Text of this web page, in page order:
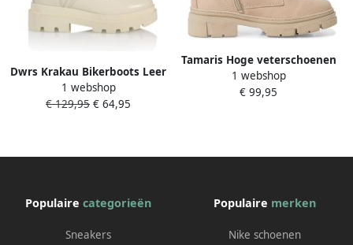
Dwrs Krakau Bikerboots Leer
| Off white Wit Dames
1 webshop
€ 129,95 € 64,95
Tamaris Hoge veterschoenen
met zacht verdikte
binnenzool
1 webshop
€ 99,95
Populaire categorieën
Sneakers
Populaire merken
Nike schoenen